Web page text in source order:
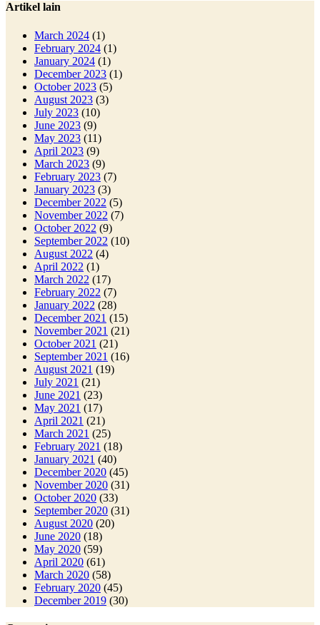
Artikel lain
March 2024 (1)
February 2024 (1)
January 2024 (1)
December 2023 (1)
October 2023 (5)
August 2023 (3)
July 2023 (10)
June 2023 (9)
May 2023 (11)
April 2023 (9)
March 2023 (9)
February 2023 (7)
January 2023 (3)
December 2022 (5)
November 2022 (7)
October 2022 (9)
September 2022 (10)
August 2022 (4)
April 2022 (1)
March 2022 (17)
February 2022 (7)
January 2022 (28)
December 2021 (15)
November 2021 (21)
October 2021 (21)
September 2021 (16)
August 2021 (19)
July 2021 (21)
June 2021 (23)
May 2021 (17)
April 2021 (21)
March 2021 (25)
February 2021 (18)
January 2021 (40)
December 2020 (45)
November 2020 (31)
October 2020 (33)
September 2020 (31)
August 2020 (20)
June 2020 (18)
May 2020 (59)
April 2020 (61)
March 2020 (58)
February 2020 (45)
December 2019 (30)